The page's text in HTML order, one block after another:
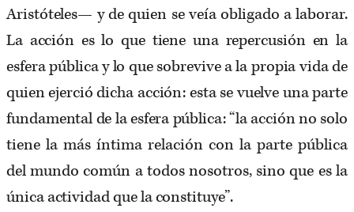
Aristóteles— y de quien se veía obligado a laborar.
La acción es lo que tiene una repercusión en la
esfera pública y lo que sobrevive a la propia vida de
quien ejerció dicha acción: esta se vuelve una parte
fundamental de la esfera pública: “la acción no solo
tiene la más íntima relación con la parte pública
del mundo común a todos nosotros, sino que es la
única actividad que la constituye”.